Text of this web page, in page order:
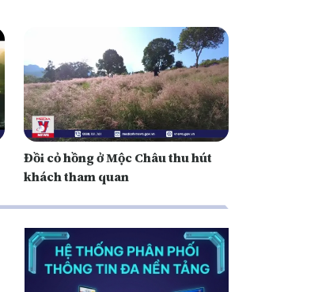
Đồi cỏ hồng ở Mộc Châu thu hút
khách tham quan